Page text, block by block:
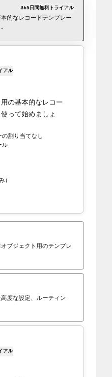
365日間無料トライアル
的なレコードテンプレー
アル
の基本的なレコー
って始めましょ
割り当てなし
ル
）
ブジェクト用のテンプレ
度な設定、ルーティン
アル